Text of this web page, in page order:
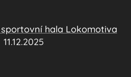
hala Lokomotiva
11.12.2025